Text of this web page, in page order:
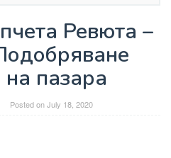
Ревюта –
пазара
Posted onJuly 18, 2020